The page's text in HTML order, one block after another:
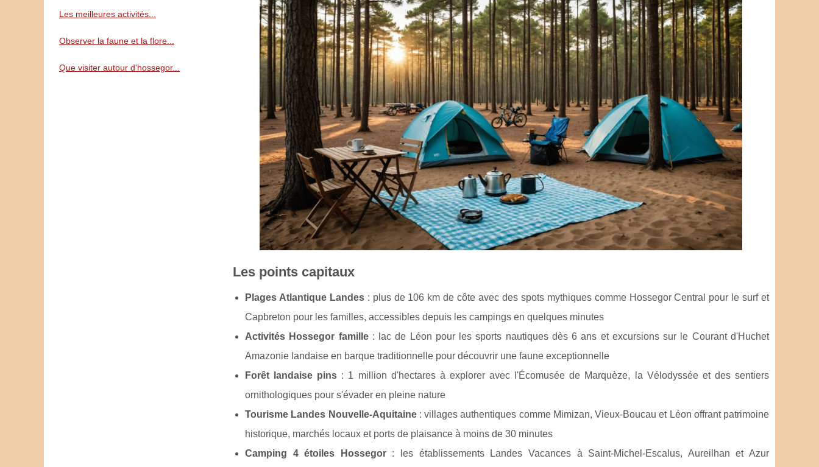
Les points capitaux
Plages Atlantique Landes: plus de 106 km de côte avec des spots mythiques comme Hossegor Central pour le surf et
Capbreton pour les familles, accessibles depuis les campings en quelques minutes
Activités Hossegor famille: lac de Léon pour les sports nautiques dès 6 ans et excursions sur le Courant d'Huchet
Amazonie landaise en barque traditionnelle pour découvrir une faune exceptionnelle
Forêt landaise pins : 1 million d'hectares à explorer avec l'Écomusée de Marquèze, la Vélodyssée et des sentiers
ornithologiques pour s'évader en pleine nature
Tourisme Landes Nouvelle-Aquitaine: villages authentiques comme Mimizan, Vieux-Boucau et Léon offrant patrimoine
historique, marchés locaux et ports de plaisance à moins de 30 minutes
Camping 4 étoiles Hossegor: les établissements Landes Vacances à Saint-Michel-Escalus, Aureilhan et Azur
Les meilleures activités...
Observer la faune et la flore...
Que visiter autour d'hossegor...